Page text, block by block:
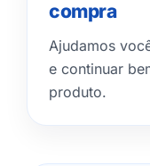
compra
Ajudamos
e continuar
produto.